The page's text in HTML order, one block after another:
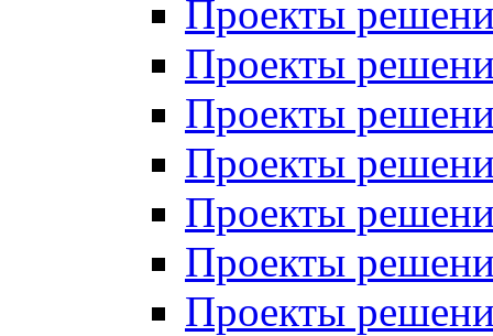
Проекты
Проекты
Проекты
Проекты
Проекты
Проекты
Проекты